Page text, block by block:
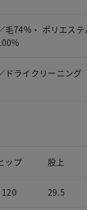
毛74%・ ポリエス
／ドライクリーニン
ップ 股上
120 29.5